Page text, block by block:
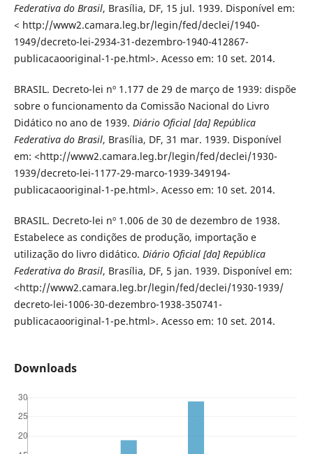
Federativa do Brasil, Brasília, DF, 15 jul. 1939. Disponível em:
< http://www2.camara.leg.br/legin/fed/declei/1940-
1949/decreto-lei-2934-31-dezembro-1940-412867-
publicacaooriginal-1-pe.html>. Acesso em: 10 set. 2014.
BRASIL. Decreto-lei nº 1.177 de 29 de março de 1939: dispõe
sobre o funcionamento da Comissão Nacional do Livro
Didático no ano de 1939. Diário Oficial [da] República
Federativa do Brasil, Brasília, DF, 31 mar. 1939. Disponível
em: <http://www2.camara.leg.br/legin/fed/declei/1930-
1939/decreto-lei-1177-29-marco-1939-349194-
publicacaooriginal-1-pe.html>. Acesso em: 10 set. 2014.
BRASIL. Decreto-lei nº 1.006 de 30 de dezembro de 1938.
Estabelece as condições de produção, importação e
utilização do livro didático. Diário Oficial [da] República
Federativa do Brasil, Brasília, DF, 5 jan. 1939. Disponível em:
<http://www2.camara.leg.br/legin/fed/declei/1930-1939/
decreto-lei-1006-30-dezembro-1938-350741-
publicacaooriginal-1-pe.html>. Acesso em: 10 set. 2014.
Downloads